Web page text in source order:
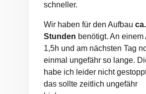
schneller.
Wir haben für den Aufbau
Stunden benötigt. An einem
1,5h und am nächsten Tag
einmal ungefähr so lange.
habe ich leider nicht
das sollte zeitlich ungefähr